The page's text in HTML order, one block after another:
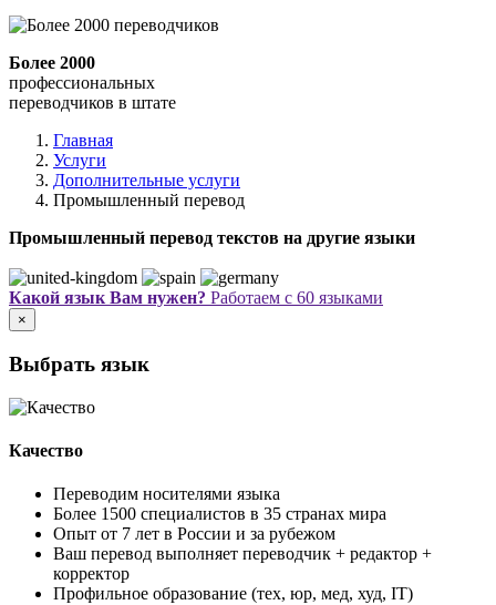
Более 2000
профессиональных
переводчиков в штате
Главная
Услуги
Дополнительные услуги
Промышленный перевод
Промышленный перевод текстов на другие языки
Какой язык Вам нужен? Работаем с 60 языками
×
Выбрать язык
Качество
Переводим носителями языка
Более 1500 специалистов в 35 странах мира
Опыт от 7 лет в России и за рубежом
Ваш перевод выполняет переводчик + редактор +
корректор
Профильное образование (тех, юр, мед, худ, IT)